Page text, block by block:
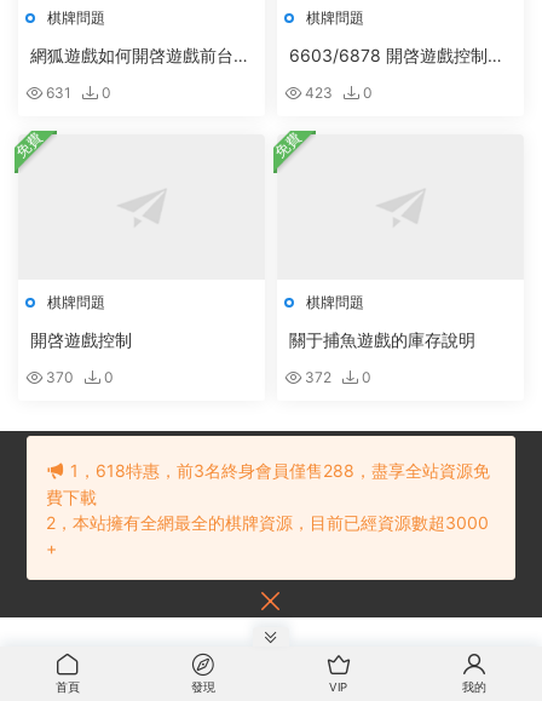
棋牌問題
網狐遊戲如何開啓遊戲前台控
631 0
棋牌問題
6603/6878 開啓遊戲控制遊
423 0
棋牌問題
開啓遊戲控制
370 0
免費
棋牌問題
關于捕魚遊戲的庫存說明
372 0
免費
© 2021 棋牌源碼下載網網站地圖 贛ICP備202101234号 内容投訴建議
首頁 發現 VIP 我的
1，618特惠，前3名終身會員僅售288，盡享全站資源免
費下載
2，本站擁有全網最全的棋牌資源，目前已經資源數超3000
+